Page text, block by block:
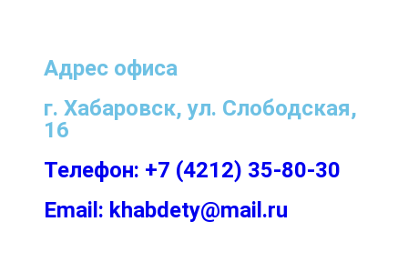
Адрес офиса
г. Хабаровск, ул. Слободская,
16
Телефон: +7 (4212) 35-80-30
Email: khabdety@mail.ru